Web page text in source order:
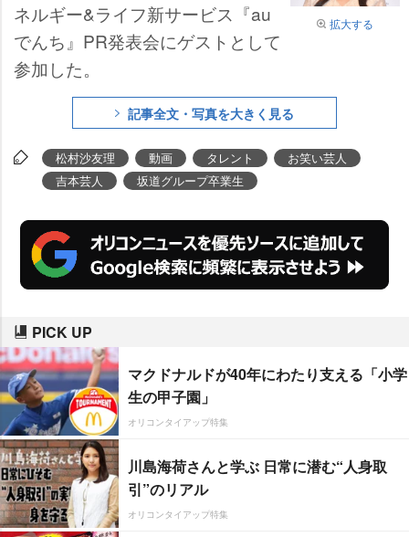
拡大する
ネルギー&ライフ新サービス『au
でんち』PR発表会にゲストとして
参加した。
記事全文・写真を大きく見る
松村沙友理 動画 タレント
お笑い芸人
吉本芸人
坂道グループ卒業生
PICK UP
マクドナルドが40年にわたり支える「小学
生の甲子園」
オリコンタイアップ特集
川島海荷さんと学ぶ 日常に潜む“人身取
引”のリアル
オリコンタイアップ特集